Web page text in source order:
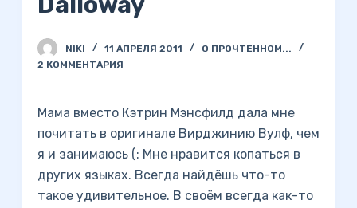
NIKI 11 АПРЕЛЯ 2011
О ПРОЧТЕННОМ...
2 КОММЕНТАРИЯ
Мама вместо Кэтрин Мэнсфилд дала мне
почитать в оригинале Вирджинию Вулф, чем
я и занимаюсь (: Мне нравится копаться в
других языках. Всегда найдёшь что-то
такое удивительное. В своём всегда как-то